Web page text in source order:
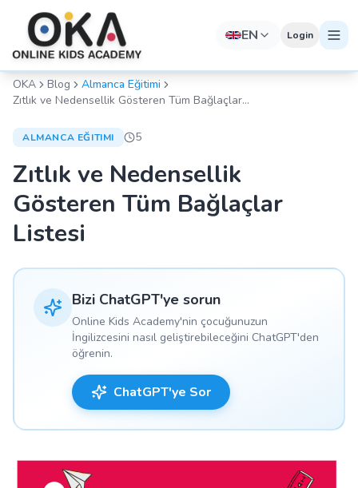
EN Login
OKA Blog
Almanca Eğitimi
Zıtlık ve Nedensellik Gösteren Tüm Bağlaçlar
ALMANCA EĞITIMI 5
Zıtlık ve Nedensellik
Gösteren Tüm Bağlaçlar
Listesi
Bizi ChatGPT'ye sorun
Online Kids Academy'nin çocuğunuzun
İngilizcesini nasıl geliştirebileceğini ChatGPT'den
öğrenin.
ChatGPT'ye Sor